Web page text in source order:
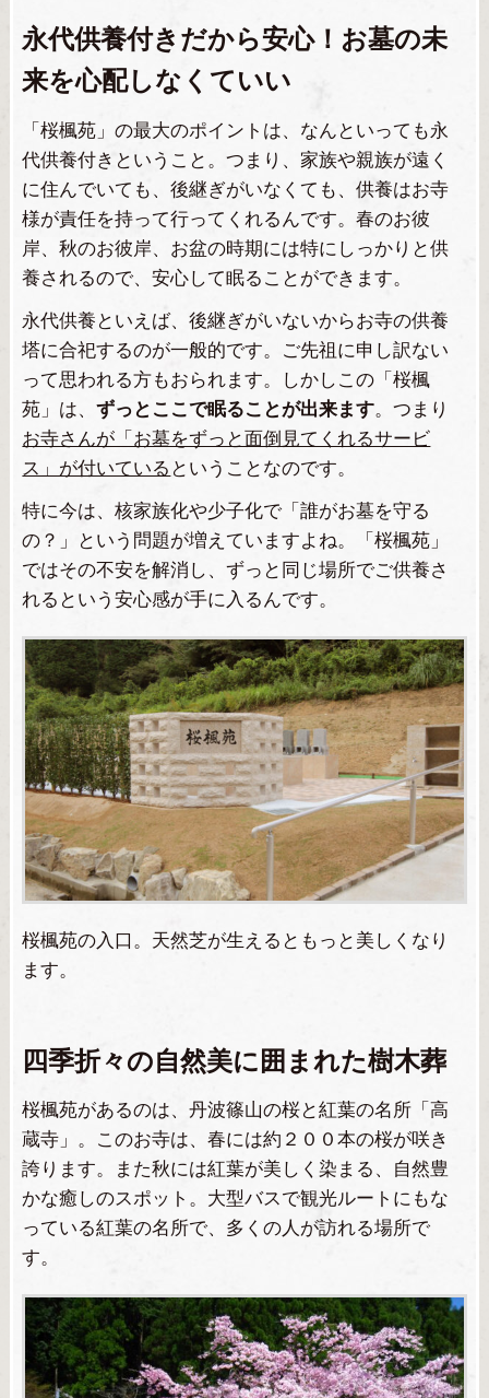
永代供養付きだから安心！お墓の未
来を心配しなくていい
「桜楓苑」の最大のポイントは、なんといっても永
代供養付きということ。つまり、家族や親族が遠く
に住んでいても、後継ぎがいなくても、供養はお寺
様が責任を持って行ってくれるんです。春のお彼
岸、秋のお彼岸、お盆の時期には特にしっかりと供
養されるので、安心して眠ることができます。
永代供養といえば、後継ぎがいないからお寺の供養
塔に合祀するのが一般的です。ご先祖に申し訳ない
って思われる方もおられます。しかしこの「桜楓
苑」は、ずっとここで眠ることが出来ます。つまり
お寺さんが「お墓をずっと面倒見てくれるサービ
ス」が付いている ということなのです。
特に今は、核家族化や少子化で「誰がお墓を守る
の？」という問題が増えていますよね。「桜楓苑」
ではその不安を解消し、ずっと同じ場所でご供養さ
れるという安心感が手に入るんです。
桜楓苑の入口。天然芝が生えるともっと美しくなり
ます。
四季折々の自然美に囲まれた樹木葬
桜楓苑があるのは、丹波篠山の桜と紅葉の名所「高
蔵寺」。このお寺は、春には約２００本の桜が咲き
誇ります。また秋には紅葉が美しく染まる、自然豊
かな癒しのスポット。大型バスで観光ルートにもな
っている紅葉の名所で、多くの人が訪れる場所で
す。